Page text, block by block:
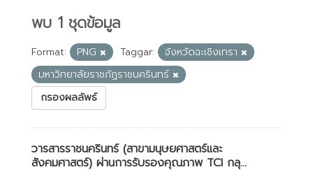
พบ 1 ชุดข้อมูล
Format: PNG Taggar:
จังหวัดฉะเชิงเทรา
มหาวิทยาลัยราชภัฏราชนครินทร์
กรองผลลัพธ์
วารสารราชนครินทร์ (สาขามนุษยศาสตร์และ
สังคมศาสตร์) ผ่านการรับรองคุณภาพ TCI กลุ...